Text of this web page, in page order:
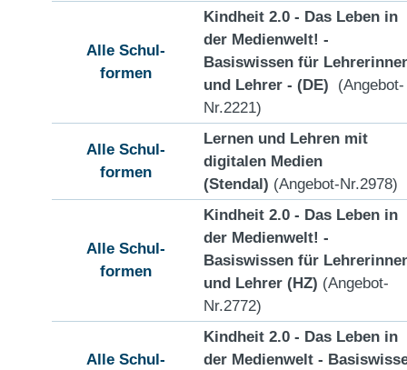
Alle Schul-
formen
Kindheit 2.0 - Das Leben in
der Medienwelt! -
Basiswissen für
und Lehrer - (DE) (Angebot-
Nr.2221)
Alle Schul-
formen
Lernen und Lehren mit
digitalen Medien
(Stendal) (Angebot-Nr.2978)
Alle Schul-
formen
Kindheit 2.0 - Das Leben in
der Medienwelt! -
Basiswissen für
und Lehrer (HZ) (Angebot-
Nr.2772)
Alle Schul-
Kindheit 2.0 - Das Leben in
der Medienwelt -